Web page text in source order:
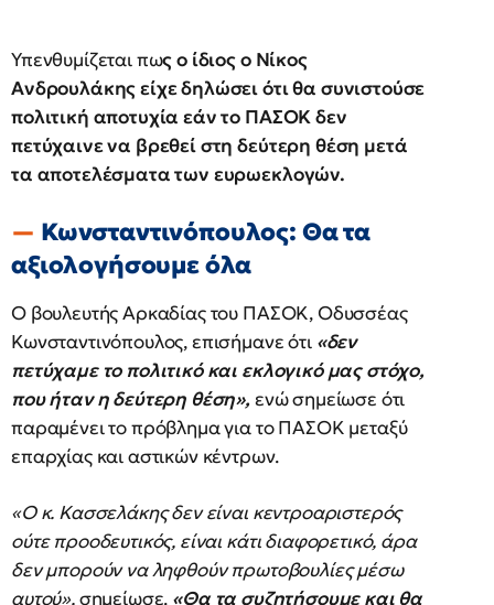
Υπενθυμίζεται πως ο ίδιος ο Νίκος
Ανδρουλάκης είχε δηλώσει ότι θα συνιστούσε
πολιτική αποτυχία εάν το ΠΑΣΟΚ δεν
πετύχαινε να βρεθεί στη δεύτερη θέση μετά
τα αποτελέσματα των ευρωεκλογών.
Κωνσταντινόπουλος: Θα τα
αξιολογήσουμε όλα
Ο βουλευτής Αρκαδίας του ΠΑΣΟΚ, Οδυσσέας
Κωνσταντινόπουλος, επισήμανε ότι «δεν
πετύχαμε το πολιτικό και εκλογικό μας στόχο,
που ήταν η δεύτερη θέση», ενώ σημείωσε ότι
παραμένει το πρόβλημα για το ΠΑΣΟΚ μεταξύ
επαρχίας και αστικών κέντρων.
«Ο κ. Κασσελάκης δεν είναι κεντροαριστερός
ούτε προοδευτικός, είναι κάτι διαφορετικό, άρα
δεν μπορούν να ληφθούν πρωτοβουλίες μέσω
αυτού»,σημείωσε. «Θα τα συζητήσουμε και θα